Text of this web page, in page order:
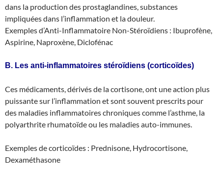
dans la production des prostaglandines, substances
impliquées dans l’inflammation et la douleur.
Exemples d’Anti-Inflammatoire Non-Stéroïdiens : Ibuprofène,
Aspirine, Naproxène, Diclofénac
B. Les anti-inflammatoires stéroïdiens (corticoïdes)
Ces médicaments, dérivés de la cortisone, ont une action plus
puissante sur l’inflammation et sont souvent prescrits pour
des maladies inflammatoires chroniques comme l’asthme, la
polyarthrite rhumatoïde ou les maladies auto-immunes.
Exemples de corticoïdes : Prednisone, Hydrocortisone,
Dexaméthasone